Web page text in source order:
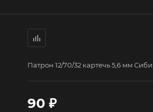
Патрон 12/70/32 картечь 5,6 мм
90 ₽